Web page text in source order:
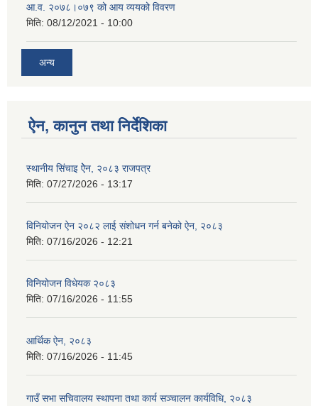
आ.व. २०७८।०७९ को आय व्ययको विवरण
मिति: 08/12/2021 - 10:00
अन्य
ऐन, कानुन तथा निर्देशिका
स्थानीय सिंचाइ ऐेन, २०८३ राजपत्र
मिति: 07/27/2026 - 13:17
विनियोजन ऐन २०८२ लाई संशोधन गर्न बनेको ऐन, २०८३
मिति: 07/16/2026 - 12:21
विनियोजन विधेयक २०८३
मिति: 07/16/2026 - 11:55
आर्थिक ऐन, २०८३
मिति: 07/16/2026 - 11:45
गाउँ सभा सचिवालय स्थापना तथा कार्य सञ्चालन कार्यविधि, २०८३